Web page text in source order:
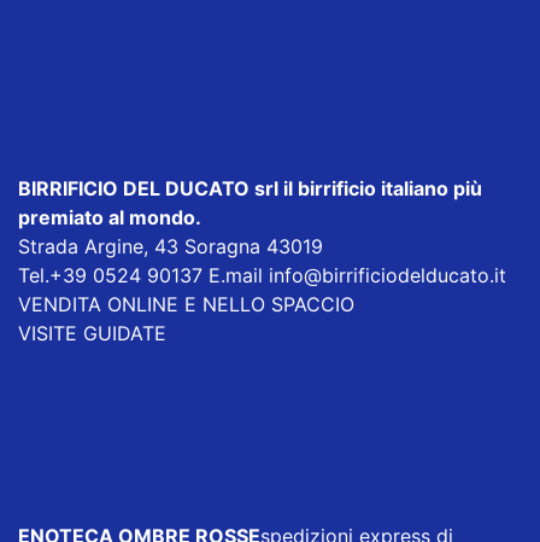
BIRRIFICIO DEL DUCATO srl il birrificio italiano più
premiato al mondo.
Strada Argine, 43 Soragna 43019
Tel.+39 0524 90137 E.mail info@birrificiodelducato.it
VENDITA ONLINE E NELLO SPACCIO
VISITE GUIDATE
ENOTECA OMBRE ROSSEspedizioni express di